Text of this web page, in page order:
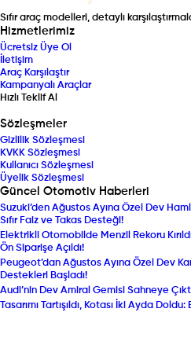
Sıfır araç modelleri, detaylı
Hizmetlerimiz
Ücretsiz Üye Ol
İletişim
Araç Karşılaştır
Kampanyalı Araçlar
Hızlı Teklif Al
Sözleşmeler
Gizlilik Sözleşmesi
KVKK Sözleşmesi
Kullanıcı Sözleşmesi
Üyelik Sözleşmesi
Güncel Otomotiv Haberleri
Suzuki’den Ağustos Ayına Özel Dev
Sıfır Faiz ve Takas Desteği!
Elektrikli Otomobilde Menzil Rekoru
Ön Siparişe Açıldı!
Peugeot’dan Ağustos Ayına Özel Dev
Destekleri Başladı!
Audi’nin Dev Amiral Gemisi Sahneye
Tasarımı Tartışıldı, Kotası İki Ayda